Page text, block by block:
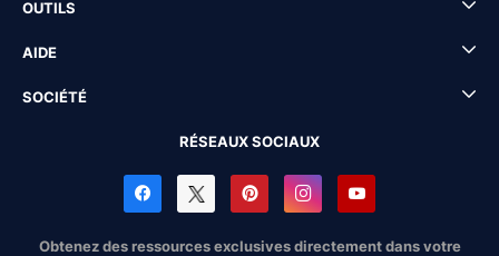
OUTILS
AIDE
SOCIÉTÉ
RÉSEAUX SOCIAUX
Obtenez des ressources exclusives directement dans votre